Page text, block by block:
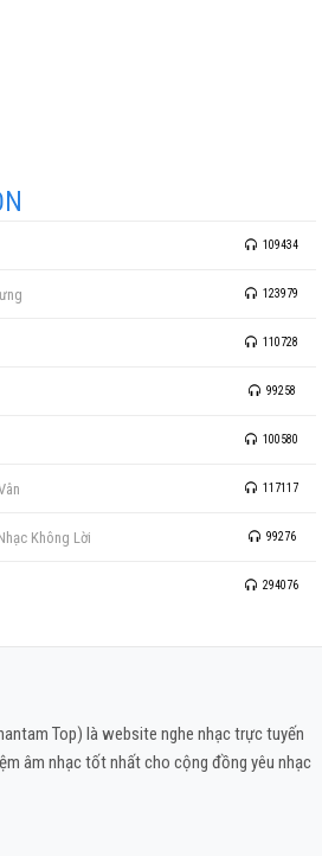
109434
123979
110728
99258
100580
117117
Không Lời 99276
294076
Top) là website nghe nhạc trực tuyến
âm nhạc tốt nhất cho cộng đồng yêu nhạc